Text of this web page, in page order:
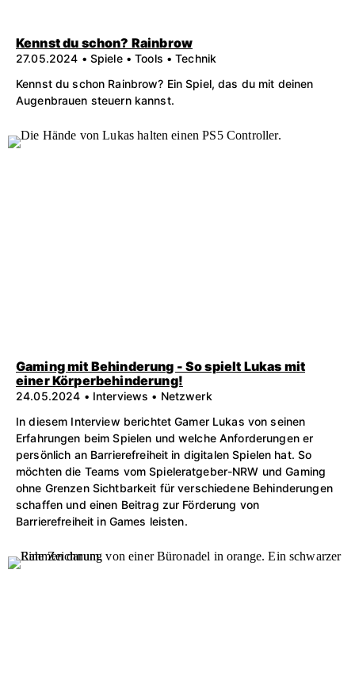
Kennst du schon? Rainbrow
27.05.2024 • Spiele • Tools • Technik
Kennst du schon Rainbrow? Ein Spiel, das du mit deinen
Augenbrauen steuern kannst.
Gaming mit Behinderung - So spielt Lukas mit
einer Körperbehinderung!
24.05.2024 • Interviews • Netzwerk
In diesem Interview berichtet Gamer Lukas von seinen
Erfahrungen beim Spielen und welche Anforderungen er
persönlich an Barrierefreiheit in digitalen Spielen hat. So
möchten die Teams vom Spieleratgeber-NRW und Gaming
ohne Grenzen Sichtbarkeit für verschiedene Behinderungen
schaffen und einen Beitrag zur Förderung von
Barrierefreiheit in Games leisten.